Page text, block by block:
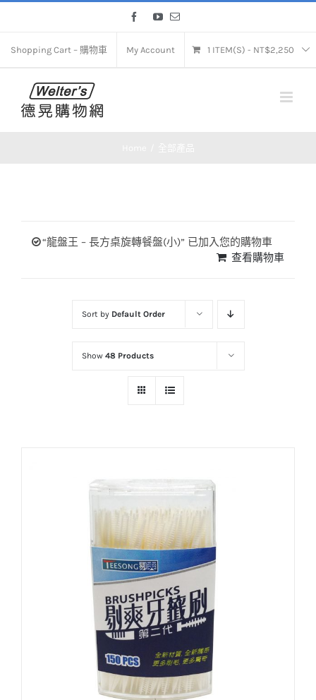
content
FacebookYouTube
Email
Shopping Cart – 購物車 My Account 1 ITEM(S) - NT$2,250
“龍盤王 – 長方桌旋轉餐盤(小)” 已加入您的購物車
查看購物車
Sort by Default Order
Show 48 Products